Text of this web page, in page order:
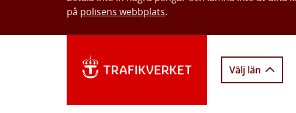
på polisens webbplats.
Välj län